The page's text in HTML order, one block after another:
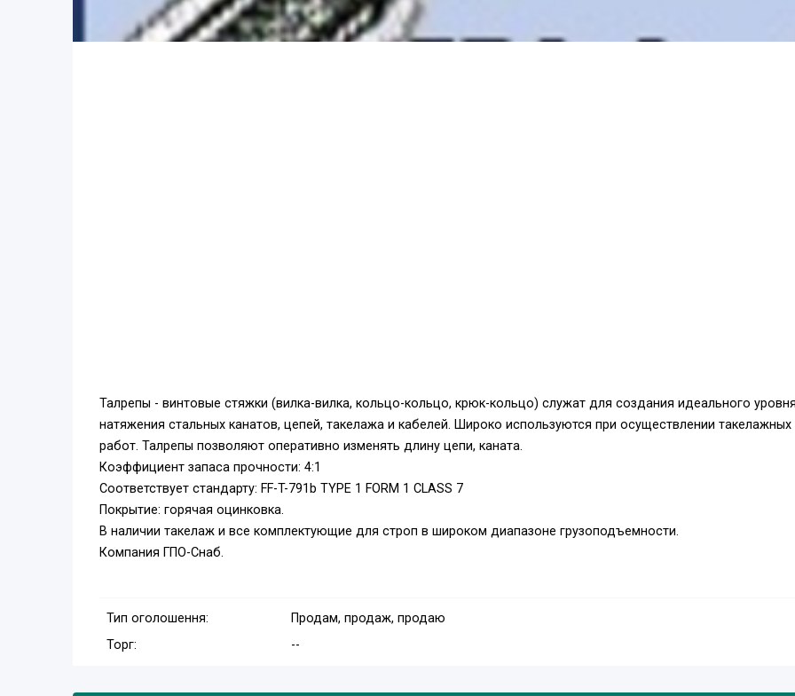
Талрепы - винтовые стяжки (вилка-вилка, кольцо-кольцо, крюк-кольцо) служат для создания идеального
натяжения стальных канатов, цепей, такелажа и кабелей. Широко используются при осуществлении такелажных
работ. Талрепы позволяют оперативно изменять длину цепи, каната.
Коэффициент запаса прочности: 4:1
Соответствует стандарту: FF-T-791b TYPE 1 FORM 1 CLASS 7
Покрытие: горячая оцинковка.
В наличии такелаж и все комплектующие для строп в широком диапазоне грузоподъемности.
Компания ГПО-Снаб.
Тип оголошення:
Продам, продаж, продаю
Торг:
--